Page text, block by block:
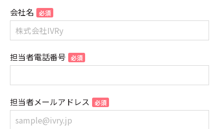
会社名
担当者電話番号
担当者メールアドレス